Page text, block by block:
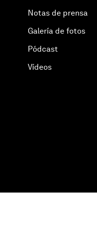
Notas de prensa
Galería de fotos
Pódcast
Vídeos